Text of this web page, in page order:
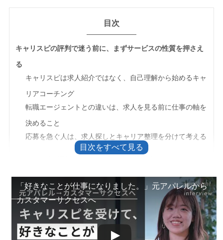
目次
キャリスピの評判で迷う前に、まずサービスの性質を押さえ
る
キャリスピは求人紹介ではなく、自己理解から始めるキャ
リアコーチング
転職エージェントとの違いは、求人を見る前に仕事の軸を
決めること
応募を急ぐ人は、求人探しとキャリア整理を分けて考える
ある
気になる評判は、料金の高さと体験後の提案に集まりやす
い
体験コーチングは公式LINE予約からZoomで約120分
「好きなことが仕事になりました。」元アパレルから
カスタマーサクセスへ